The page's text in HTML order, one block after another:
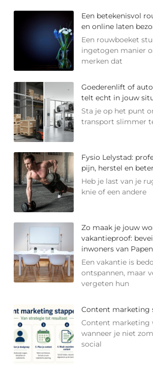
Een betekenisvol
en online laten
Een rouwboeket
ingetogen manier
merken dat
Goederenlift of
telt echt in jouw
Sta je op het punt
transport slimmer
Fysio Lelystad:
pijn, herstel en
Heb je last van je
knie of een andere
Zo maak je jouw
vakantieproof:
inwoners van
Een vakantie is
ontspannen, maar
vergeten hun
Content marketing
Content marketing
wanneer je niet
social